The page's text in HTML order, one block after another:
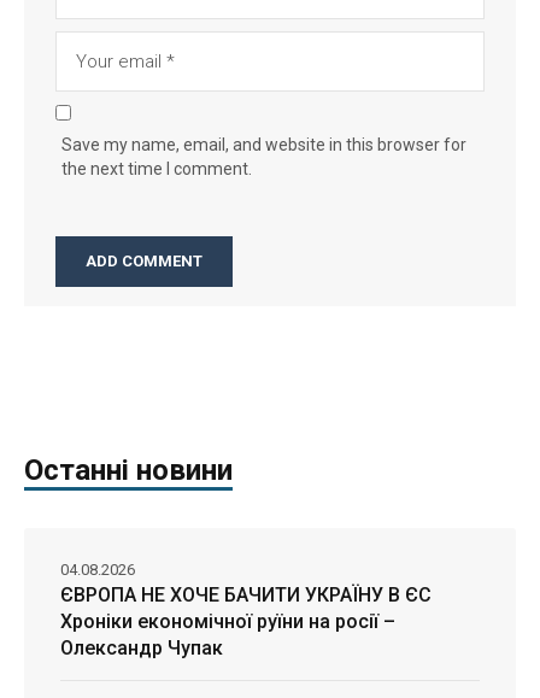
Save my name, email, and website in this browser for
the next time I comment.
Останні новини
ЄВРОПА НЕ ХОЧЕ БАЧИТИ УКРАЇНУ В ЄС
Хроніки економічної руїни на росії –
Олександр Чупак
04.08.2026